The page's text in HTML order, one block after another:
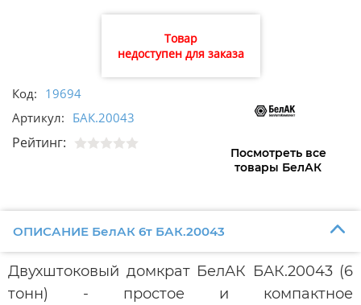
6т БАК.20043
Товар
недоступен для заказа
Код: 19694
Артикул: БАК.20043
Рейтинг:
Посмотреть все
товары БелАК
ОПИСАНИЕ БелАК 6т БАК.20043
Двухштоковый домкрат БелАК БАК.20043 (6
тонн) - простое и компактное